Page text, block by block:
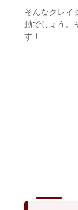
そんなクレイ
動でしょう。
す！